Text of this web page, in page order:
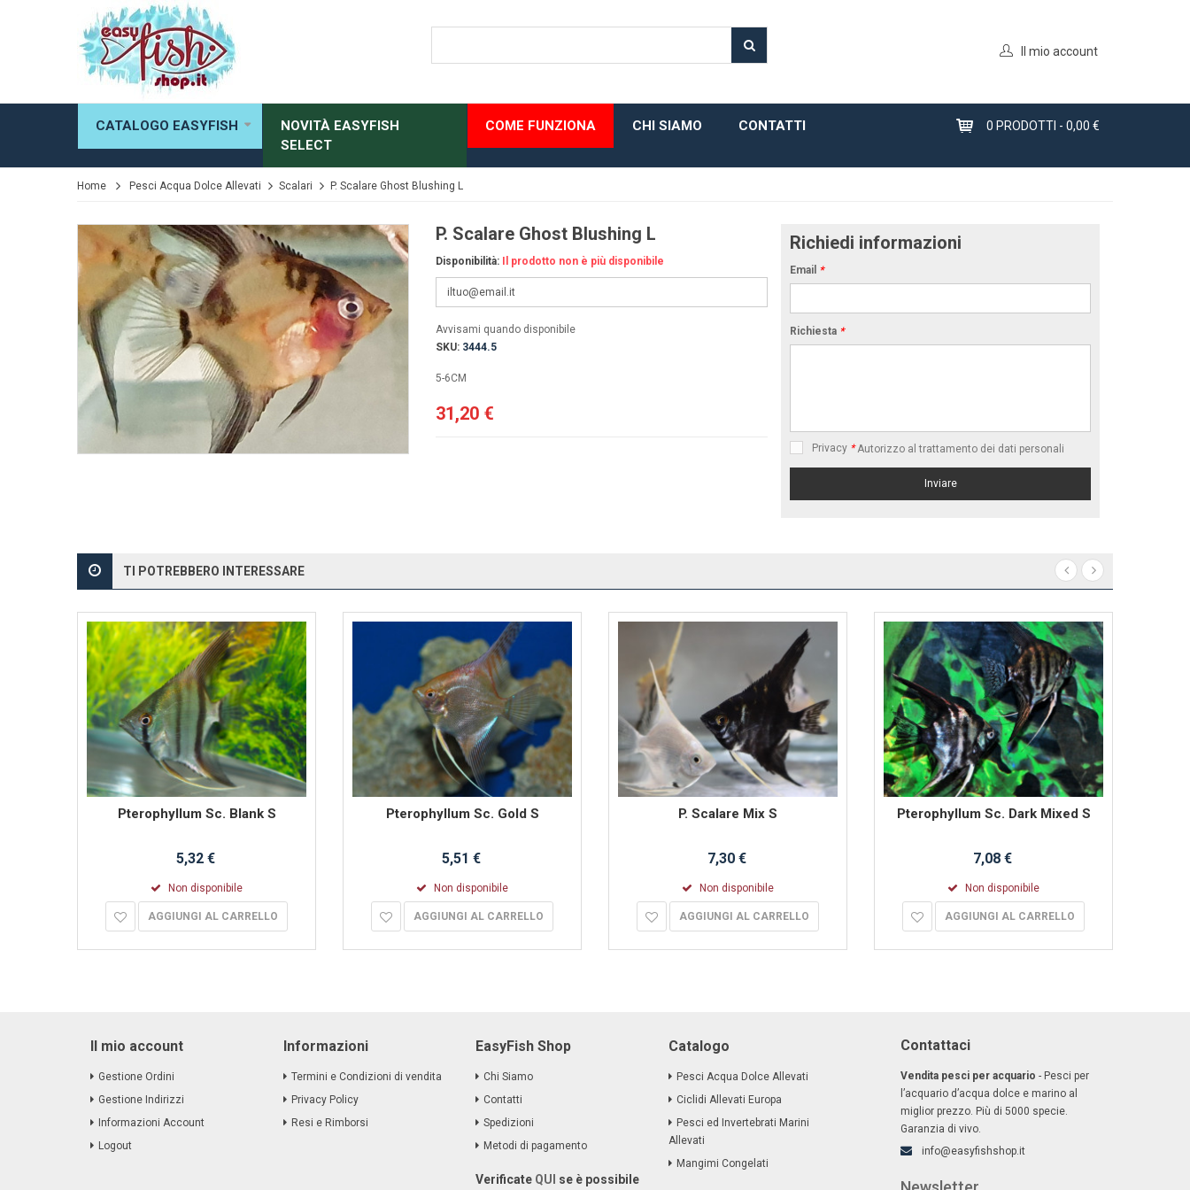
Il mio account
CATALOGO EASYFISH
NOVITÀ EASYFISH
SELECT
COME FUNZIONA CHI SIAMO CONTATTI 0 PRODOTTI - 0,00 €
Home Pesci Acqua Dolce Allevati Scalari P. Scalare Ghost Blushing L
P. Scalare Ghost Blushing L
Disponibilità: Il prodotto non è più disponibile
Avvisami quando disponibile
SKU: 3444.5
5-6CM
31,20 €
Richiedi informazioni
Email *
Richiesta *
Privacy * Autorizzo al trattamento dei dati personali
TI POTREBBERO INTERESSARE
Pterophyllum Sc. Blank S
5,32 €
Non disponibile
AGGIUNGI AL CARRELLO
Pterophyllum Sc. Gold S
5,51 €
Non disponibile
AGGIUNGI AL CARRELLO
P. Scalare Mix S
7,30 €
Non disponibile
AGGIUNGI AL CARRELLO
Pterophyllum Sc. Dark Mixed S
7,08 €
Non disponibile
AGGIUNGI AL CARRELLO
Il mio account
Gestione Ordini
Gestione Indirizzi
Informazioni Account
Logout
Informazioni
Termini e Condizioni di vendita
Privacy Policy
Resi e Rimborsi
EasyFish Shop
Chi Siamo
Contatti
Spedizioni
Metodi di pagamento
Verificate QUI se è possibile
Catalogo
Pesci Acqua Dolce Allevati
Ciclidi Allevati Europa
Pesci ed Invertebrati Marini
Allevati
Mangimi Congelati
Contattaci
Vendita pesci per acquario - Pesci per
l’acquario d’acqua dolce e marino al
miglior prezzo. Più di 5000 specie.
Garanzia di vivo.
info@easyfishshop.it